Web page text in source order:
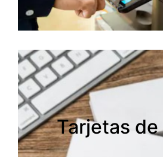
Tarjetas
Tarjetas